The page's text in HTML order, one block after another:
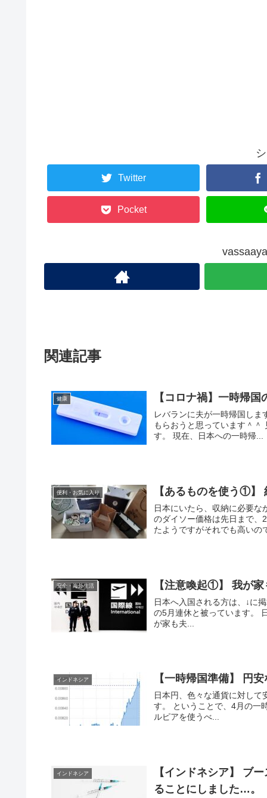
Twitter
Pocket
関連記事
健康 【コロナ禍】一時帰国
レバランに夫が一時帰国し
もらおうと思っています＾
す。 現在、日本への一時帰...
便利・お気に入り 【あるものを使う①】
日本にいたら、収納に必要
のダイソー価格は先日まで
たようですがそれでも高いの
安全・海外生活 【注意喚起①】 我が
日本へ入国される方は、↓に
の5月連休と被っています。
が家も夫...
インドネシア 【一時帰国準備】 円
日本円、色々な通貨に対し
す。 ということで、4月の一
ルピアを使うべ...
インドネシア
【インドネシア】 ブ
ることにしました…。